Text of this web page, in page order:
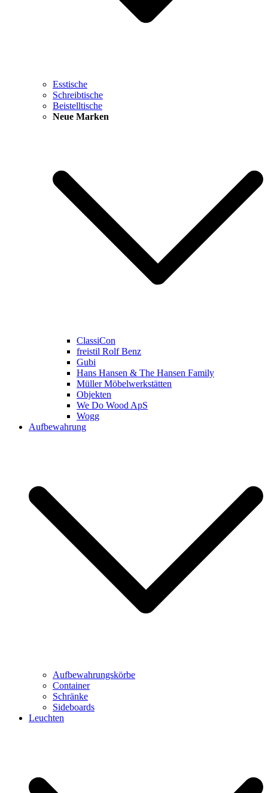
Esstische
Schreibtische
Beistelltische
Neue Marken
ClassiCon
freistil Rolf Benz
Gubi
Hans Hansen & The Hansen Family
Müller Möbelwerkstätten
Objekten
We Do Wood ApS
Wogg
Aufbewahrung
Aufbewahrungskörbe
Container
Schränke
Sideboards
Leuchten